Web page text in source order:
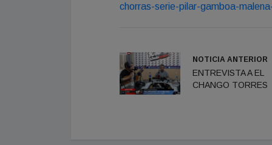
chorras-serie-pilar-gamboa-
NOTICIA ANTERIOR
ENTREVISTA A EL
CHANGO TORRES